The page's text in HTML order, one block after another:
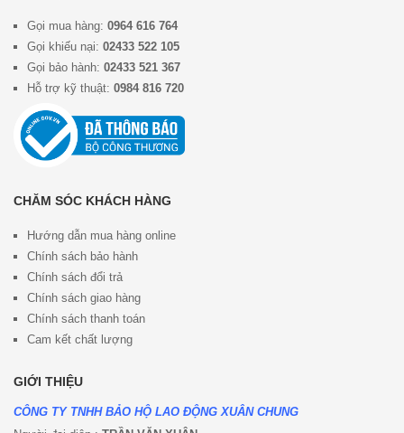
Gọi mua hàng: 0964 616 764
Gọi khiếu nại: 02433 522 105
Gọi bảo hành: 02433 521 367
Hỗ trợ kỹ thuật: 0984 816 720
CHĂM SÓC KHÁCH HÀNG
Hướng dẫn mua hàng online
Chính sách bảo hành
Chính sách đổi trả
Chính sách giao hàng
Chính sách thanh toán
Cam kết chất lượng
GIỚI THIỆU
CÔNG TY TNHH BẢO HỘ LAO ĐỘNG XUÂN CHUNG